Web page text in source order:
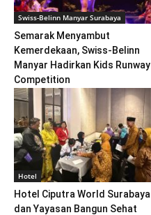
Swiss-Belinn Manyar Surabaya
Semarak Menyambut
Kemerdekaan, Swiss-Belinn
Manyar Hadirkan Kids Runway
Competition
Hotel
Hotel Ciputra World Surabaya
dan Yayasan Bangun Sehat